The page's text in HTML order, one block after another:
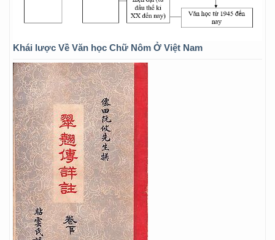
Khái lược Về Văn học Chữ Nôm Ở Việt Nam